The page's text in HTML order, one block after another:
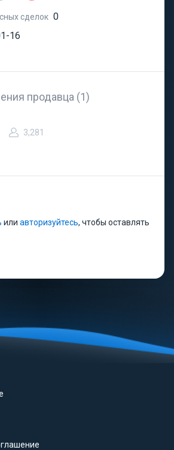
сделок 0
16
продавца (1)
3,281
или авторизуйтесь, чтобы оставлять